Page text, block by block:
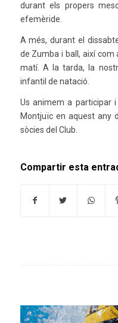
durant els propers
efemèride.
A més, durant el
de Zumba i ball, així com
matí. A la tarda, la
infantil de natació.
Us animem a participar
Montjuïc en aquest any
sòcies del Club.
Compartir esta